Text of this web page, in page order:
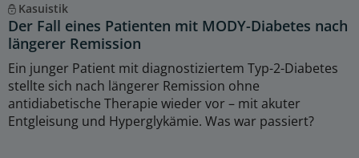
Kasuistik
Der Fall eines Patienten mit MODY-Diabetes nach
längerer Remission
Ein junger Patient mit diagnostiziertem Typ-2-Diabetes
stellte sich nach längerer Remission ohne
antidiabetische Therapie wieder vor – mit akuter
Entgleisung und Hyperglykämie. Was war passiert?